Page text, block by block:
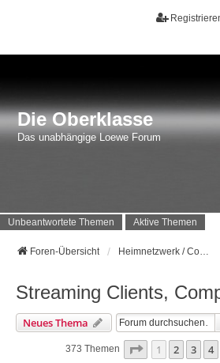
Die Oberklasse
Das unabhängige Loewe Forum
Unbeantwortete Themen Aktive Themen
Foren-Übersicht Heimnetzwerk / Computer
Streaming Clients,
Neues Thema
373 Themen Seite 1Von 15
1 2 3 4